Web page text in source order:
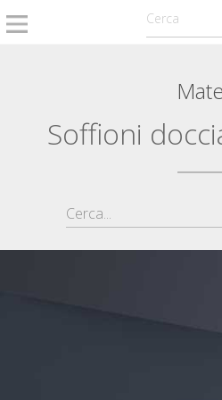
Mate
Soffioni